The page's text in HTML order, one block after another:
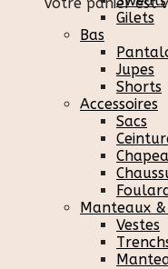
Gilets
Bas
Jupes
Shorts
Accessoires
Sacs
Manteaux &
Vestes